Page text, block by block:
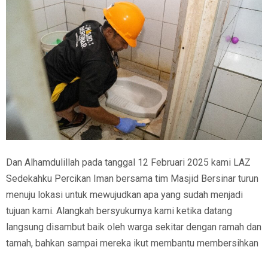
Dan Alhamdulillah pada tanggal 12 Februari 2025 kami LAZ
Sedekahku Percikan Iman bersama tim Masjid Bersinar turun
menuju lokasi untuk mewujudkan apa yang sudah menjadi
tujuan kami. Alangkah bersyukurnya kami ketika datang
langsung disambut baik oleh warga sekitar dengan ramah dan
tamah, bahkan sampai mereka ikut membantu membersihkan